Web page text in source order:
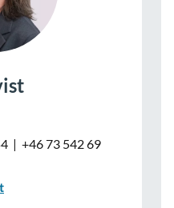
| +46 73 542 69